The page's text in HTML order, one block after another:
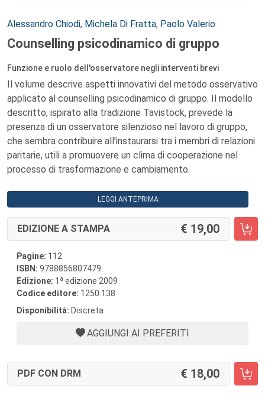
Autori:
Alessandro Chiodi, Michela Di Fratta, Paolo Valerio
Counselling psicodinamico di gruppo
Funzione e ruolo dell'osservatore negli interventi brevi
Il volume descrive aspetti innovativi del metodo osservativo
applicato al counselling psicodinamico di gruppo. Il modello
descritto, ispirato alla tradizione Tavistock, prevede la
presenza di un osservatore silenzioso nel lavoro di gruppo,
che sembra contribuire all’instaurarsi tra i membri di relazioni
paritarie, utili a promuovere un clima di cooperazione nel
processo di trasformazione e cambiamento.
LEGGI ANTEPRIMA
EDIZIONE A STAMPA 19,00
Pagine: 112
ISBN: 9788856807479
Edizione: 1 a edizione 2009
Codice editore: 1250.138
Disponibilità: Discreta
AGGIUNGI AI PREFERITI
PDF CON DRM 18,00